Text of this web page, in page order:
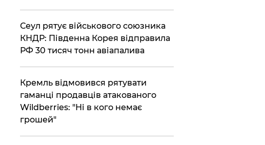
​Сеул рятує військового союзника
КНДР: Південна Корея відправила
РФ 30 тисяч тонн авіапалива
​Кремль відмовився рятувати
гаманці продавців атакованого
Wildberries: "Ні в кого немає
грошей"